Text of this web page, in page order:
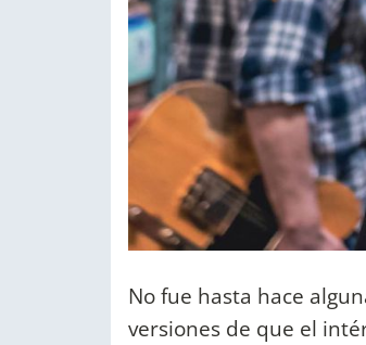
No fue hasta hace
versiones de que el